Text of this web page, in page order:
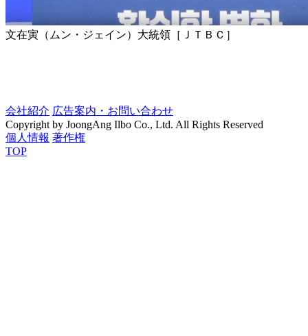
文在寅（ムン・ジェイン）大統領［ＪＴＢＣ］
会社紹介 広告案内・お問い合わせ
Copyright by JoongAng Ilbo Co., Ltd. All Rights Reserved
個人情報 著作権
TOP